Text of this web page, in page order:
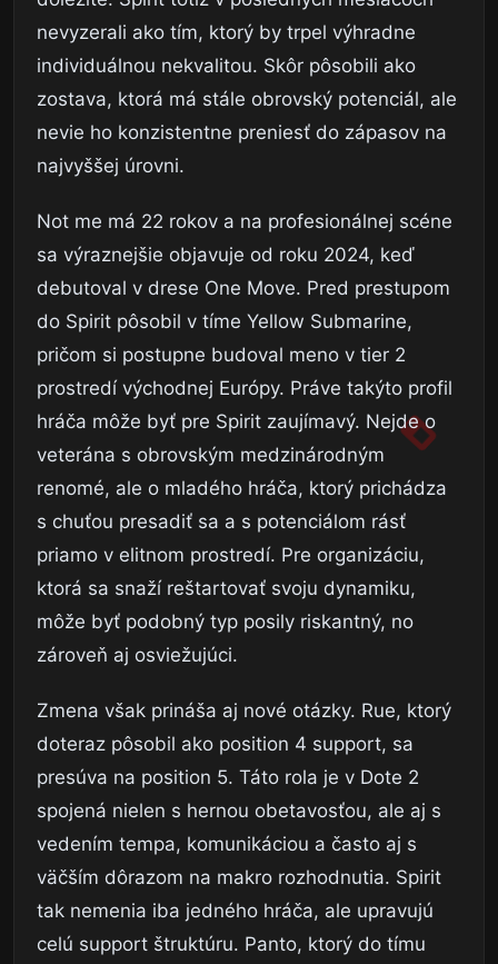
nevyzerali ako tím, ktorý by trpel výhradne
individuálnou nekvalitou. Skôr pôsobili ako
zostava, ktorá má stále obrovský potenciál, ale
nevie ho konzistentne preniesť do zápasov na
najvyššej úrovni.
Not me má 22 rokov a na profesionálnej scéne
sa výraznejšie objavuje od roku 2024, keď
debutoval v drese One Move. Pred prestupom
do Spirit pôsobil v tíme Yellow Submarine,
pričom si postupne budoval meno v tier 2
prostredí východnej Európy. Práve takýto profil
hráča môže byť pre Spirit zaujímavý. Nejde o
veterána s obrovským medzinárodným
renomé, ale o mladého hráča, ktorý prichádza
s chuťou presadiť sa a s potenciálom rásť
priamo v elitnom prostredí. Pre organizáciu,
ktorá sa snaží reštartovať svoju dynamiku,
môže byť podobný typ posily riskantný, no
zároveň aj osviežujúci.
Zmena však prináša aj nové otázky. Rue, ktorý
doteraz pôsobil ako position 4 support, sa
presúva na position 5. Táto rola je v Dote 2
spojená nielen s hernou obetavosťou, ale aj s
vedením tempa, komunikáciou a často aj s
väčším dôrazom na makro rozhodnutia. Spirit
tak nemenia iba jedného hráča, ale upravujú
celú support štruktúru. Panto, ktorý do tímu